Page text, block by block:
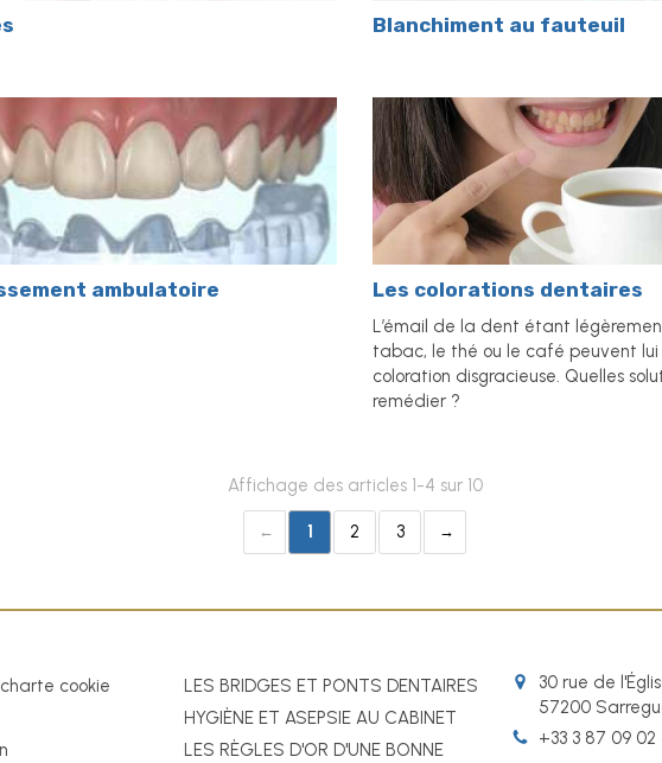
Blanchiment au fauteuil
ambulatoire Les colorations dentaires
L’émail de la dent étant
tabac, le thé ou le café peuvent lui
coloration disgracieuse. Quelles
remédier ?
Affichage des articles 1-4 sur 10
1 2 3
cookie
LES BRIDGES ET PONTS DENTAIRES
HYGIÈNE ET ASEPSIE AU CABINET
LES RÈGLES D'OR D'UNE BONNE
30 rue de
57200
+33 3 87 09 02